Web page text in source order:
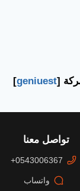
[
geniuest
]
تواصل معنا
0543006367+
واتساب